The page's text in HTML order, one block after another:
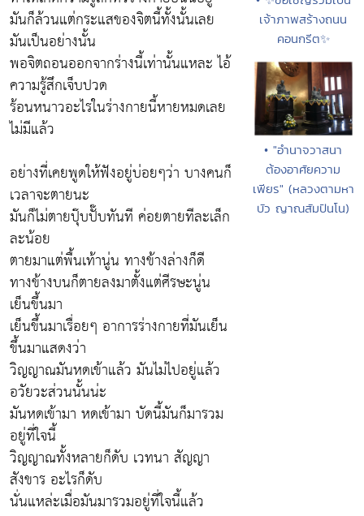
มันก็ล้วนแต่กระแสของจิตนี้ทั้งนั้นเลย
มันเป็นอย่างนั้น
พอจิตถอนออกจากร่างนี้เท่านั้นแหละ ไอ้
ความรู้สึกเจ็บปวด
ร้อนหนาวอะไรในร่างกายนี้หายหมดเลย
ไม่มีแล้ว
อย่างที่เคยพูดให้ฟังอยู่บ่อยๆว่า บางคนก็
เวลาจะตายนะ
มันก็ไม่ตายปุ๊บปั๊บทันที ค่อยตายทีละเล็ก
ละน้อย
ตายมาแต่พื้นเท้านู่น ทางข้างล่างก็ดี
ทางข้างบนก็ตายลงมาตั้งแต่ศีรษะนู่น
เย็นขึ้นมา
เย็นขึ้นมาเรื่อยๆ อาการร่างกายที่มันเย็น
ขึ้นมาแสดงว่า
วิญญาณมันหดเข้าแล้ว มันไม่ไปอยู่แล้ว
อวัยวะส่วนนั้นน่ะ
มันหดเข้ามา หดเข้ามา บัดนี้มันก็มารวม
อยู่ที่ใจนี้
วิญญาณทั้งหลายก็ดับ เวทนา สัญญา
สังขาร อะไรก็ดับ
นั่นแหล่ะเมื่อมันมารวมอยู่ที่ใจนี้แล้ว
เจ้าภาพสร้างถนน
คอนกรีต✨
• "อำนาจวาสนา
ต้องอาศัยความ
เพียร" (หลวงตามหา
บัว ญาณสัมปันโน)